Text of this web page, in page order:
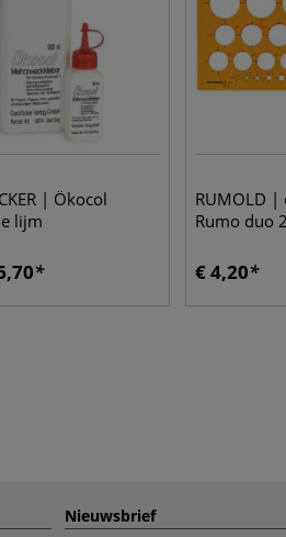
| Ökocol
lijm
RUMOLD |
Rumo duo
€ 4,20
Nieuwsbrief